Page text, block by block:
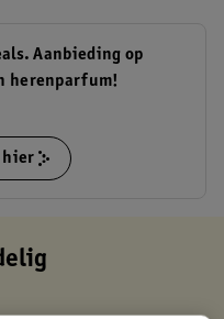
Aanbieding op
herenparfum!
hier